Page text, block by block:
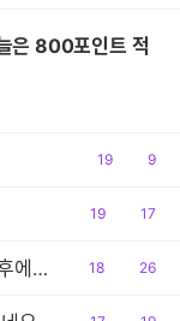
은 800포인트 적
공
19
댓
9
공
19
댓
17
얼마전 꿈자리가 뒤숭숭하더니 어제 오후에는 결국 사고 당했습니다.
공
18
댓
26